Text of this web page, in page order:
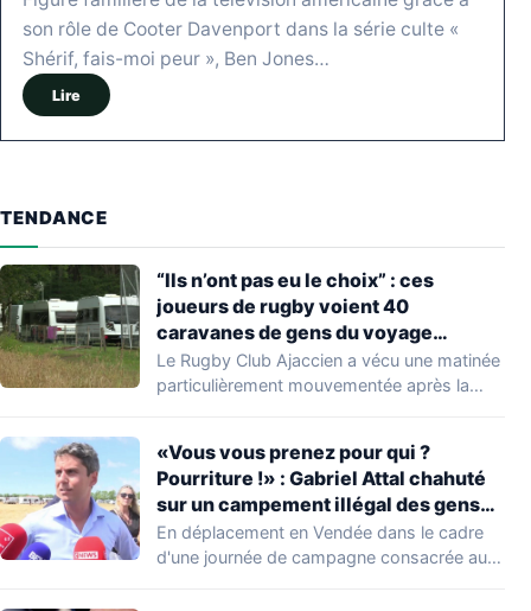
son rôle de Cooter Davenport dans la série culte «
Shérif, fais-moi peur », Ben Jones…
Lire
TENDANCE
“Ils n’ont pas eu le choix” : ces
joueurs de rugby voient 40
caravanes de gens du voyage
s’installer dans leur stade, ils les
délogent en moins d’1 heure
Le Rugby Club Ajaccien a vécu une matinée
particulièrement mouvementée après la
«Vous vous prenez pour qui ?
Pourriture !» : Gabriel Attal chahuté
sur un campement illégal des gens
du voyage
En déplacement en Vendée dans le cadre
d'une journée de campagne consacrée aux